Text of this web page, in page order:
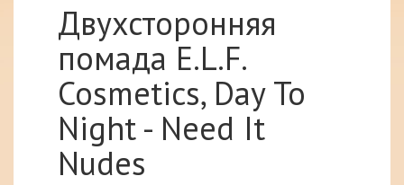
Двухсторонняя
помада E.L.F.
Cosmetics, Day To
Night - Need It
Nudes